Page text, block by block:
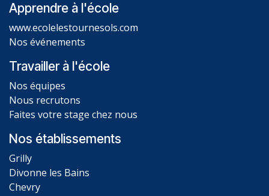
Apprendre à l'école
www.ecolelestournesols.com
Nos événements
Travailler à l'école
Nos équipes
Nous recrutons
Faites votre stage chez nous
Nos établissements
Grilly
Divonne les Bains
Chevry